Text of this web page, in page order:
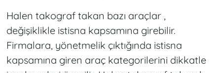
Halen takograf takan bazı araçlar ,
değişiklikle istisna kapsamına girebilir.
Firmalara, yönetmelik çıktığında istisna
kapsamına giren araç kategorilerini dikkatle